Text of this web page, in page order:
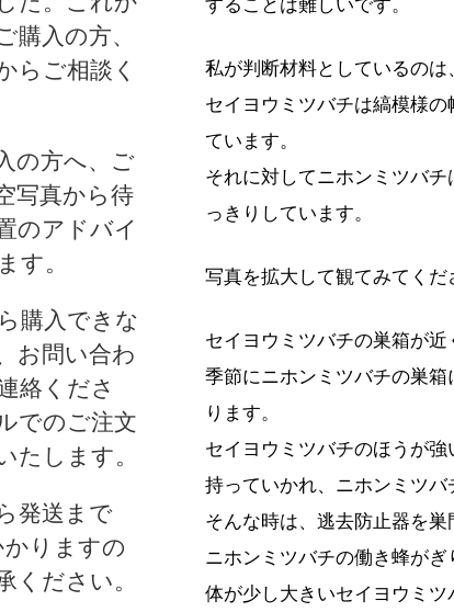
私が判断材料としているのは
セイヨウミツバチは縞模様
ています。
それに対してニホンミツバ
っきりしています。
写真を拡大して観てみてくだ
セイヨウミツバチの巣箱が
季節にニホンミツバチの巣
ります。
セイヨウミツバチのほうが
持っていかれ、ニホンミツバ
そんな時は、逃去防止器を巣
ニホンミツバチの働き蜂が
体が少し大きいセイヨウミツ
購入の方、
らご相談く
の方へ、ご
写真から待
のアドバイ
す。
購入できな
お問い合わ
絡くださ
でのご注文
たします。
発送まで
かりますの
ください。